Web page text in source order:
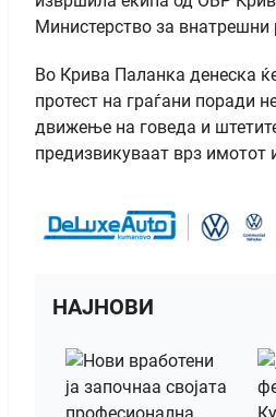
Министерство за внатрешни
Во Крива Паланка денеска
протест на граѓани поради
движење на говеда и
предизвикуваат врз имотот
НАЈНОВИ